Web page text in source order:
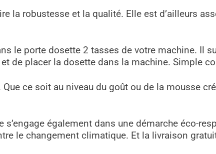
la robustesse et la qualité. Elle est d’ailleurs
le porte dosette 2 tasses de votre machine. Il
de placer la dosette dans la machine. Simple
ce soit au niveau du goût ou de la mousse
s’engage également dans une démarche éco-
le changement climatique. Et la livraison